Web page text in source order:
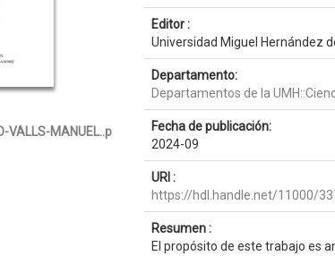
VALLS-MANUEL..p
Editor :
Universidad Miguel Hernández
Departamento:
Departamentos de la
Fecha de publicación:
2024-09
URI :
https://hdl.handle.net/11000/
Resumen :
El propósito de este trabajo es